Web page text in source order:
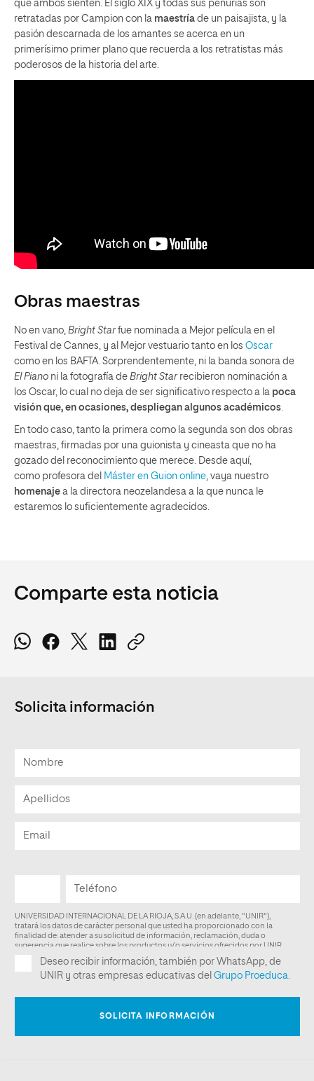
que ambos sienten. El siglo XIX y todas sus penurias son
retratadas por Campion con la maestría de un paisajista, y la
pasión descarnada de los amantes se acerca en un
primerísimo primer plano que recuerda a los retratistas más
poderosos de la historia del arte.
Obras maestras
No en vano, Bright Starfue nominada a Mejor película en el
Festival de Cannes, y al Mejor vestuario tanto en los Oscar
como en los BAFTA. Sorprendentemente, ni la banda sonora de
El Piano ni la fotografía de Bright Starrecibieron nominación a
los Oscar, lo cual no deja de ser significativo respecto a la poca
visión que, en ocasiones, despliegan algunos académicos.
En todo caso, tanto la primera como la segunda son dos obras
maestras, firmadas por una guionista y cineasta que no ha
gozado del reconocimiento que merece. Desde aquí,
como profesora del Máster en Guion online, vaya nuestro
homenaje a la directora neozelandesa a la que nunca le
estaremos lo suficientemente agradecidos.
Comparte esta noticia
Solicita información